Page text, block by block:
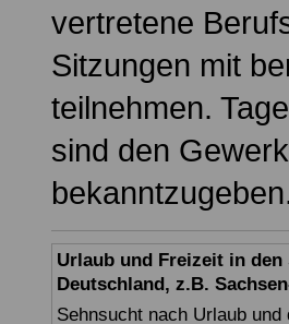
vertretene
Sitzungen mit
teilnehmen.
sind den
Urlaub und Freizeit in
Deutschland, z.B.
Sehnsucht nach Urlaub